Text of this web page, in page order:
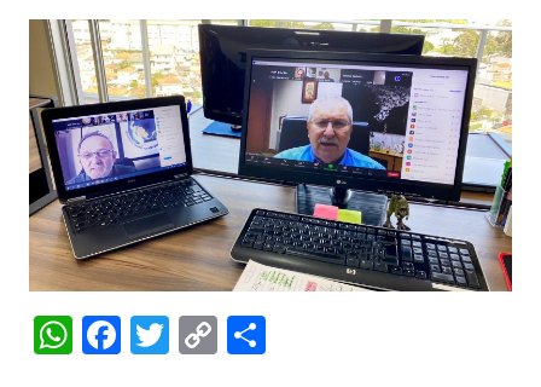
W F T C S